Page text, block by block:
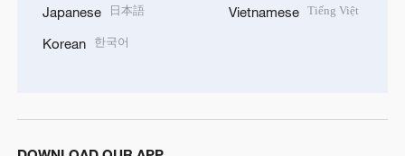
Japanese 日本語
Korean 한국어
Vietnamese Tiếng Việt